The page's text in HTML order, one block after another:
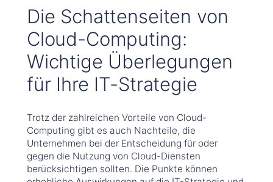
Die Schattenseiten von
Cloud-Computing:
Wichtige Überlegungen
für Ihre IT-Strategie
Trotz der zahlreichen Vorteile von Cloud-
Computing gibt es auch Nachteile, die
Unternehmen bei der Entscheidung für oder
gegen die Nutzung von Cloud-Diensten
berücksichtigen sollten. Die Punkte können